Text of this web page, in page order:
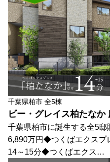
千葉県柏市 全5棟
ビー・グレイス柏たなか
千葉県柏市に誕生する全5邸
6,890万円◆つくばエクスプ
14～15分◆つくばエクス…